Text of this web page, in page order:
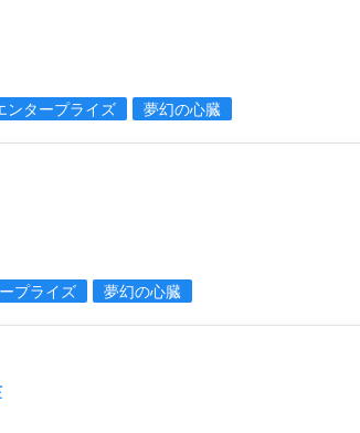
ンタープライズ 夢幻の心臓
プライズ 夢幻の心臓